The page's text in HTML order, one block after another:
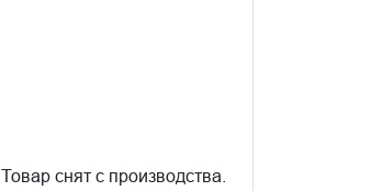
Товар снят с производства.